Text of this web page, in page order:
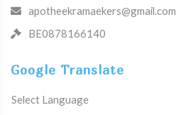
apotheekramaekers@gmail.com
BE0878166140
Google Translate
Select Language